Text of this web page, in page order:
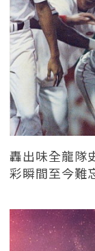
轟出味全龍隊
彩瞬間至今難